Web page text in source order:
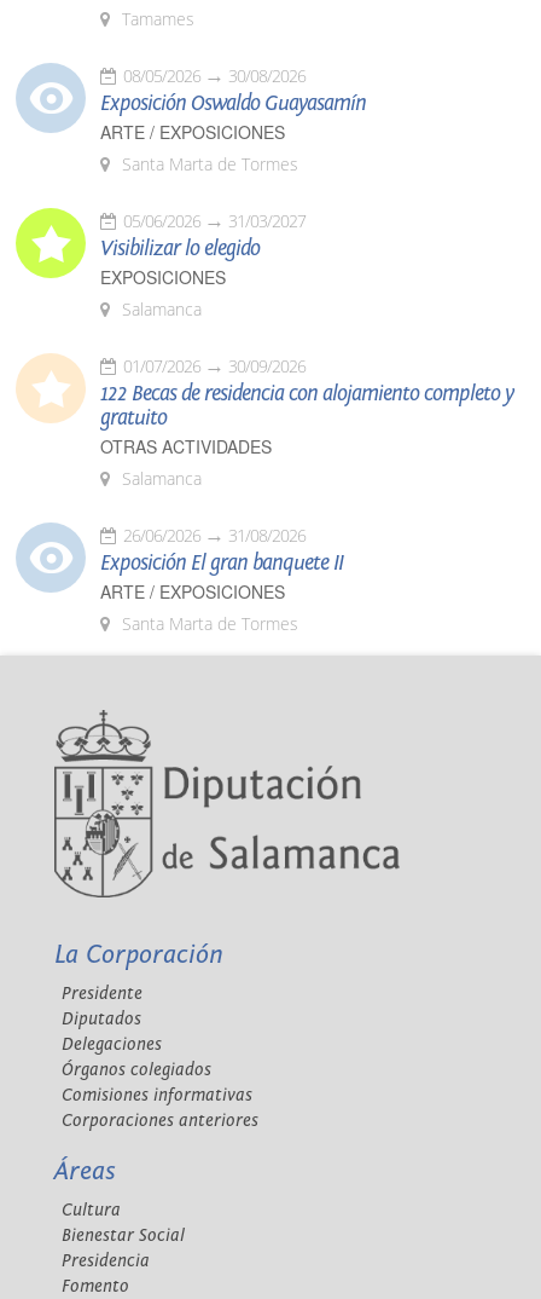
Tamames
08/05/2026 30/08/2026
Exposición Oswaldo Guayasamín
ARTE / EXPOSICIONES
Santa Marta de Tormes
05/06/2026 31/03/2027
Visibilizar lo elegido
EXPOSICIONES
Salamanca
01/07/2026 30/09/2026
122 Becas de residencia con alojamiento completo y
gratuito
OTRAS ACTIVIDADES
Salamanca
26/06/2026 31/08/2026
Exposición El gran banquete II
ARTE / EXPOSICIONES
Santa Marta de Tormes
La Corporación
Presidente
Diputados
Delegaciones
Órganos colegiados
Comisiones informativas
Corporaciones anteriores
Áreas
Cultura
Bienestar Social
Presidencia
Fomento